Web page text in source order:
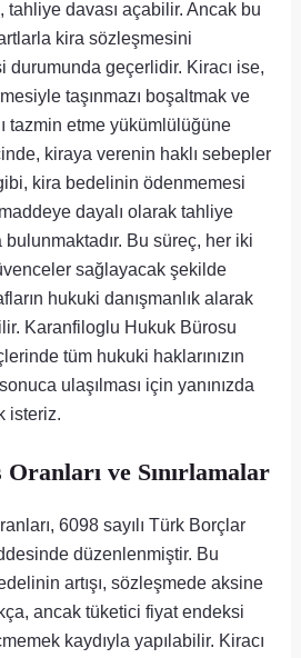
tahliye davası açabilir. Ancak bu
kira sözleşmesini
durumunda geçerlidir. Kiracı ise,
taşınmazı boşaltmak ve
tazmin etme yükümlülüğüne
kiraya verenin haklı sebepler
kira bedelinin ödenmemesi
dayalı olarak tahliye
bulunmaktadır. Bu süreç, her iki
sağlayacak şekilde
hukuki danışmanlık alarak
Karanfiloglu Hukuk Bürosu
tüm hukuki haklarınızın
ulaşılması için yanınızda
isteriz.
ve Sınırlamalar
6098 sayılı Türk Borçlar
düzenlenmiştir. Bu
artışı, sözleşmede aksine
ancak tüketici fiyat endeksi
kaydıyla yapılabilir. Kiracı